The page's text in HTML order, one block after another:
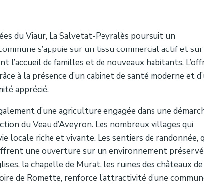
du Viaur, La Salvetat-Peyralès poursuit un
s’appuie sur un tissu commercial actif et
l’accueil de familles et de nouveaux habitants.
à la présence d’un cabinet de santé moderne et
apprécié.
d’une agriculture engagée dans une
du Veau d’Aveyron. Les nombreux villages qui
locale riche et vivante. Les sentiers de randonnée,
une ouverture sur un environnement
la chapelle de Murat, les ruines des châteaux de
de Romette, renforce l’attractivité d’une